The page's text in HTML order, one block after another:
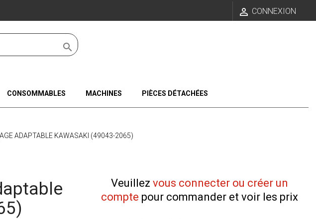
 CONNEXION

CONSOMMABLES MACHINES PIÈCES DÉTACHÉES
ADAPTABLE KAWASAKI (49043-2065)
Veuillez vous connecter ou créer un
compte pour commander et voir les prix